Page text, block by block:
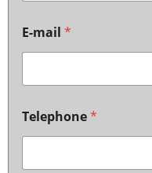
E-mail *
Telephone*